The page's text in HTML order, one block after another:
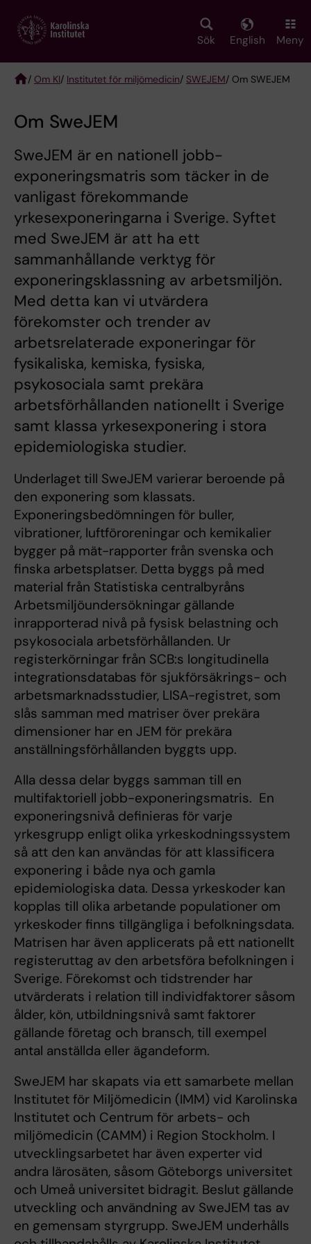
main
Sök English Meny
/ Om KI/ Institutet för miljömedicin/ SWEJEM/ Om SWEJEM
Om SweJEM
SweJEM är en nationell jobb-
exponeringsmatris som täcker in de
vanligast förekommande
yrkesexponeringarna i Sverige. Syftet
med SweJEM är att ha ett
sammanhållande verktyg för
exponeringsklassning av arbetsmiljön.
Med detta kan vi utvärdera
förekomster och trender av
arbetsrelaterade exponeringar för
fysikaliska, kemiska, fysiska,
psykosociala samt prekära
arbetsförhållanden nationellt i Sverige
samt klassa yrkesexponering i stora
epidemiologiska studier.
Underlaget till SweJEM varierar beroende på
den exponering som klassats.
Exponeringsbedömningen för buller,
vibrationer, luftföroreningar och kemikalier
bygger på mät-rapporter från svenska och
finska arbetsplatser. Detta byggs på med
material från Statistiska centralbyråns
Arbetsmiljöundersökningar gällande
inrapporterad nivå på fysisk belastning och
psykosociala arbetsförhållanden. Ur
registerkörningar från SCB:s longitudinella
integrationsdatabas för sjukförsäkrings- och
arbetsmarknadsstudier, LISA-registret, som
slås samman med matriser över prekära
dimensioner har en JEM för prekära
anställningsförhållanden byggts upp.
Alla dessa delar byggs samman till en
multifaktoriell jobb-exponeringsmatris. En
exponeringsnivå definieras för varje
yrkesgrupp enligt olika yrkeskodningssystem
så att den kan användas för att klassificera
exponering i både nya och gamla
epidemiologiska data. Dessa yrkeskoder kan
kopplas till olika arbetande populationer om
yrkeskoder finns tillgängliga i befolkningsdata.
Matrisen har även applicerats på ett nationellt
registeruttag av den arbetsföra befolkningen i
Sverige. Förekomst och tidstrender har
utvärderats i relation till individfaktorer såsom
ålder, kön, utbildningsnivå samt faktorer
gällande företag och bransch, till exempel
antal anställda eller ägandeform.
SweJEM har skapats via ett samarbete mellan
Institutet för Miljömedicin (IMM) vid Karolinska
Institutet och Centrum för arbets- och
miljömedicin (CAMM) i Region Stockholm. I
utvecklingsarbetet har även experter vid
andra lärosäten, såsom Göteborgs universitet
och Umeå universitet bidragit. Beslut gällande
utveckling och användning av SweJEM tas av
en gemensam styrgrupp. SweJEM underhålls